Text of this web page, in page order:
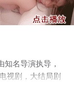
知名导演执导，
视剧，大结局剧
删减完整版电视